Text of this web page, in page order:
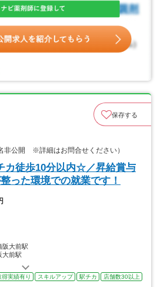
保存する
非公開 ※詳細はお問合せください）
カ徒歩10分以内☆／昇給賞与
った環境での就業です！
阪大前駅
大前駅
実績有り スキルアップ 駅チカ
店舗数30以上